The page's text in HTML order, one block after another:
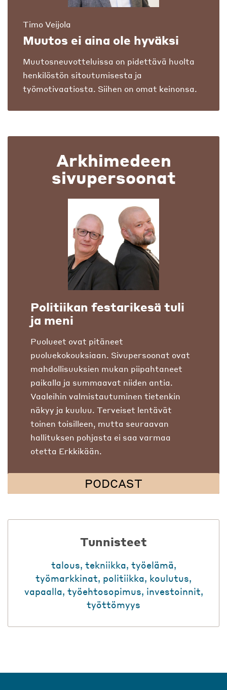
Timo Veijola
Muutos ei aina ole hyväksi
Muutosneuvotteluissa on pidettävä huolta
henkilöstön sitoutumisesta ja
työmotivaatiosta. Siihen on omat keinonsa.
Arkhimedeen
sivupersoonat
Politiikan festarikesä tuli
ja meni
Puolueet ovat pitäneet
puoluekokouksiaan. Sivupersoonat ovat
mahdollisuuksien mukan piipahtaneet
paikalla ja summaavat niiden antia.
Vaaleihin valmistautuminen tietenkin
näkyy ja kuuluu. Terveiset lentävät
toinen toisilleen, mutta seuraavan
hallituksen pohjasta ei saa varmaa
otetta Erkkikään.
PODCAST
Tunnisteet
talous, tekniikka, työelämä,
työmarkkinat, politiikka, koulutus,
vapaalla, työehtosopimus, investoinnit,
työttömyys